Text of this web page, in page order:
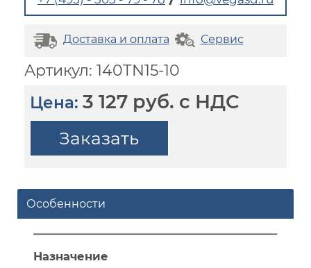
Доставка и оплата Сервис
Артикул: 140TN15-10
Цена: 3 127 руб. с НДС
Заказать
Особенности
Назначение